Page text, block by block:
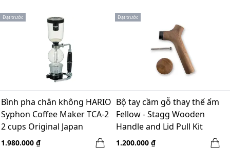
Đặt trước
Bình pha chân không HARIO
Syphon Coffee Maker TCA-2
2 cups Original Japan
1.980.000 ₫
Đặt trước
Bộ tay cầm gỗ thay thế ấm
Fellow - Stagg Wooden
Handle and Lid Pull Kit
Walnut
1.200.000 ₫